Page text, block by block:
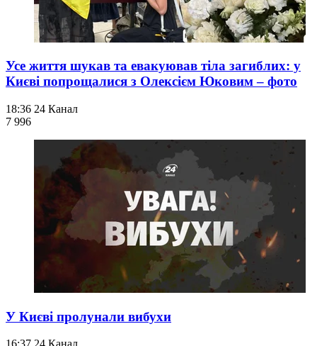
Усе життя шукав та евакуював тіла загиблих: у
Києві попрощалися з Олексієм Юковим – фото
18:36 24 Канал
7 996
У Києві пролунали вибухи